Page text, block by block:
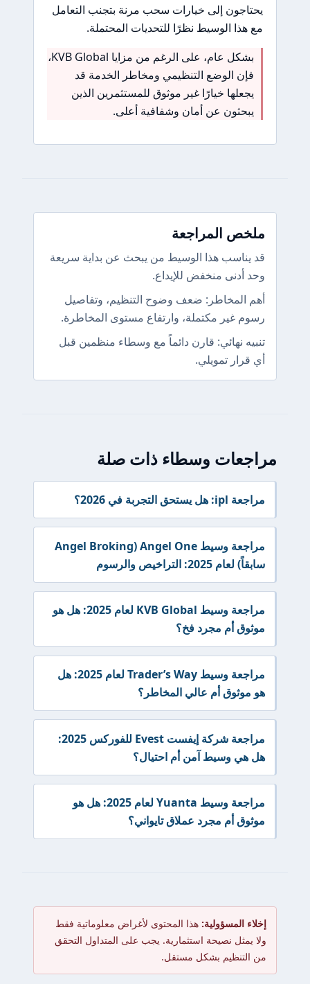
يحتاجون إلى خيارات سحب مرنة بتجنب التعامل
مع هذا الوسيط نظرًا للتحديات المحتملة.
بشكل عام، على الرغم من مزايا KVB Global،
فإن الوضع التنظيمي ومخاطر الخدمة قد
يجعلها خيارًا غير موثوق للمستثمرين الذين
يبحثون عن أمان وشفافية أعلى.
ملخص المراجعة
قد يناسب هذا الوسيط من يبحث عن بداية سريعة
وحد أدنى منخفض للإيداع.
أهم المخاطر: ضعف وضوح التنظيم، وتفاصيل
رسوم غير مكتملة، وارتفاع مستوى المخاطرة.
تنبيه نهائي: قارن دائماً مع وسطاء منظمين قبل
أي قرار تمويلي.
مراجعات وسطاء ذات صلة
مراجعة ipl: هل يستحق التجربة في 2026؟
مراجعة وسيط Angel One (Angel Broking
سابقاً) لعام 2025: التراخيص والرسوم
مراجعة وسيط KVB Global لعام 2025: هل هو
موثوق أم مجرد فخ؟
مراجعة وسيط Trader’s Way لعام 2025: هل
هو موثوق أم عالي المخاطر؟
مراجعة شركة إيفست Evest للفوركس 2025:
هل هي وسيط آمن أم احتيال؟
مراجعة وسيط Yuanta لعام 2025: هل هو
موثوق أم مجرد عملاق تايواني؟
إخلاء المسؤولية: هذا المحتوى لأغراض معلوماتية فقط
ولا يمثل نصيحة استثمارية. يجب على المتداول التحقق
من التنظيم بشكل مستقل.